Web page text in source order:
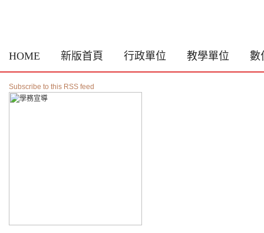
HOME 新版首頁 行政單位 教學單位 數
Subscribe to this RSS feed